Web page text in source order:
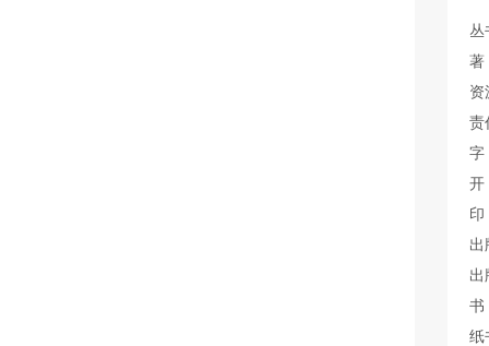
丛
著
资
责
出
出
纸